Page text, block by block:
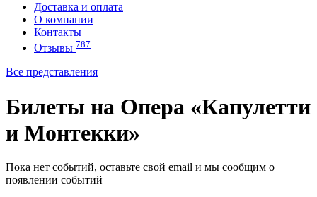
Доставка и оплата
О компании
Контакты
Отзывы 787
Все представления
Билеты на Опера «Капулетти
и Монтекки»
Пока нет событий, оставьте свой email и мы сообщим о
появлении событий